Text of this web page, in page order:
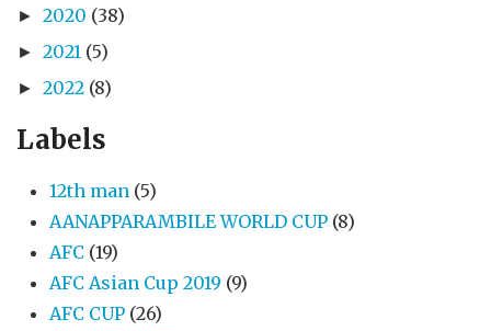
► 2020 (38)
► 2021 (5)
► 2022 (8)
Labels
12th man (5)
AANAPPARAMBILE WORLD CUP (8)
AFC (19)
AFC Asian Cup 2019 (9)
AFC CUP (26)